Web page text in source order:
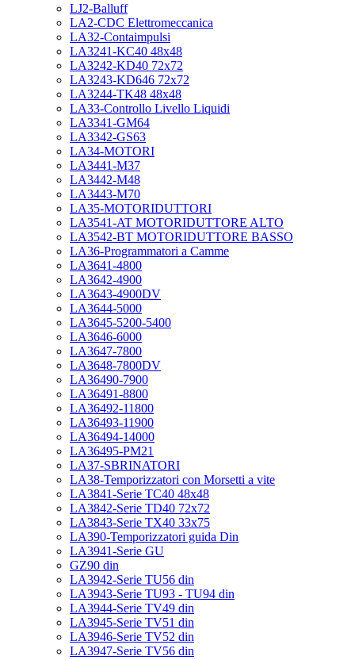
LJ2-Balluff
LA2-CDC Elettromeccanica
LA32-Contaimpulsi
LA3241-KC40 48x48
LA3242-KD40 72x72
LA3243-KD646 72x72
LA3244-TK48 48x48
LA33-Controllo Livello Liquidi
LA3341-GM64
LA3342-GS63
LA34-MOTORI
LA3441-M37
LA3442-M48
LA3443-M70
LA35-MOTORIDUTTORI
LA3541-AT MOTORIDUTTORE ALTO
LA3542-BT MOTORIDUTTORE BASSO
LA36-Programmatori a Camme
LA3641-4800
LA3642-4900
LA3643-4900DV
LA3644-5000
LA3645-5200-5400
LA3646-6000
LA3647-7800
LA3648-7800DV
LA36490-7900
LA36491-8800
LA36492-11800
LA36493-11900
LA36494-14000
LA36495-PM21
LA37-SBRINATORI
LA38-Temporizzatori con Morsetti a vite
LA3841-Serie TC40 48x48
LA3842-Serie TD40 72x72
LA3843-Serie TX40 33x75
LA390-Temporizzatori guida Din
LA3941-Serie GU
GZ90 din
LA3942-Serie TU56 din
LA3943-Serie TU93 - TU94 din
LA3944-Serie TV49 din
LA3945-Serie TV51 din
LA3946-Serie TV52 din
LA3947-Serie TV56 din